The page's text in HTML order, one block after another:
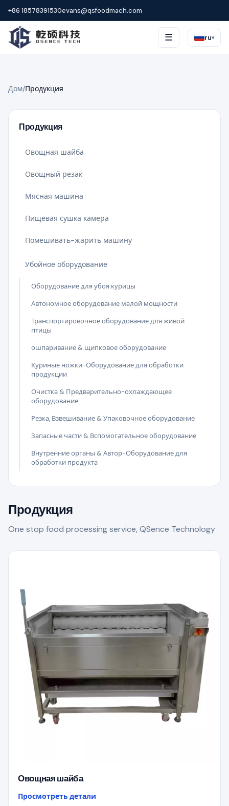
+86 18578391530evans@qsfoodmach.com
☰ ru▾
Дом/Продукция
Продукция
Овощная шайба
Овощный резак
Мясная машина
Пищевая сушка камера
Помешивать-жарить машину
Убойное оборудование
Оборудование для убоя курицы
Автономное оборудование малой мощности
Транспортировочное оборудование для живой
птицы
ошпаривание & щипковое оборудование
Куриные ножки-Оборудование для обработки
продукции
Очистка & Предварительно-охлаждающее
оборудование
Резка, Взвешивание & Упаковочное оборудование
Запасные части & Вспомогательное оборудование
Внутренние органы & Автор-Оборудование для
обработки продукта
Продукция
One stop food processing service, QSence Technology
Овощная шайба
Просмотреть детали